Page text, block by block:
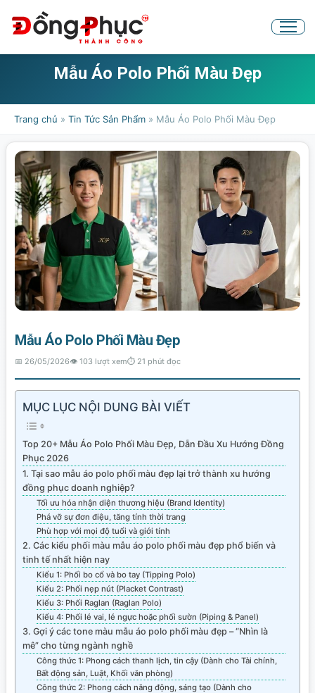
Mẫu Áo Polo Phối Màu Đẹp
Trang chủ » Tin Tức Sản Phẩm » Mẫu Áo Polo Phối Màu Đẹp
Mẫu Áo Polo Phối Màu Đẹp
📅 26/05/2026👁️ 103 lượt xem⏱ 21 phút đọc
MỤC LỤC NỘI DUNG BÀI VIẾT
Top 20+ Mẫu Áo Polo Phối Màu Đẹp, Dẫn Đầu Xu Hướng Đồng
Phục 2026
1. Tại sao mẫu áo polo phối màu đẹp lại trở thành xu hướng
đồng phục doanh nghiệp?
Tối ưu hóa nhận diện thương hiệu (Brand Identity)
Phá vỡ sự đơn điệu, tăng tính thời trang
Phù hợp với mọi độ tuổi và giới tính
2. Các kiểu phối màu mẫu áo polo phối màu đẹp phổ biến và
tinh tế nhất hiện nay
Kiểu 1: Phối bo cổ và bo tay (Tipping Polo)
Kiểu 2: Phối nẹp nút (Placket Contrast)
Kiểu 3: Phối Raglan (Raglan Polo)
Kiểu 4: Phối lé vai, lé ngực hoặc phối sườn (Piping & Panel)
3. Gợi ý các tone màu mẫu áo polo phối màu đẹp – “Nhìn là
mê” cho từng ngành nghề
Công thức 1: Phong cách thanh lịch, tin cậy (Dành cho Tài chính,
Bất động sản, Luật, Khối văn phòng)
Công thức 2: Phong cách năng động, sáng tạo (Dành cho